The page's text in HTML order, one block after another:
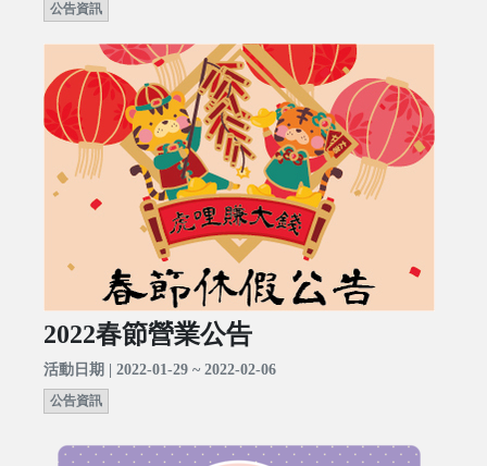
公告資訊
2022春節營業公告
活動日期 | 2022-01-29 ~ 2022-02-06
公告資訊